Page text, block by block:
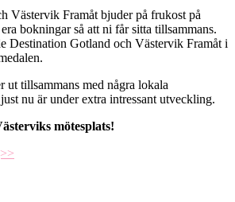
Västervik Framåt bjuder på frukost på
bokningar så att ni får sitta tillsammans.
Destination Gotland och Västervik Framåt i
ut tillsammans med några lokala
nu är under extra intressant utveckling.
mötesplats!